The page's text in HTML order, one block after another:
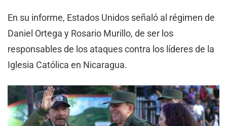
En su informe, Estados Unidos señaló al régimen de
Daniel Ortega y Rosario Murillo, de ser los
responsables de los ataques contra los líderes de la
Iglesia Católica en Nicaragua.